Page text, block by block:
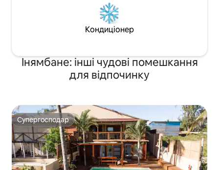
Кондиціонер
Інямбане: інші чудові помешкання
для відпочинку
Супергосподар
Супергосподар